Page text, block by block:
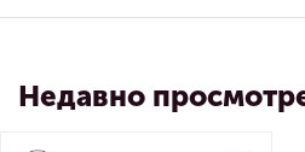
Недавно